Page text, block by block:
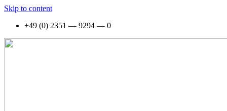
Skip to con­tent
+49 (0) 2351 — 9294 — 0